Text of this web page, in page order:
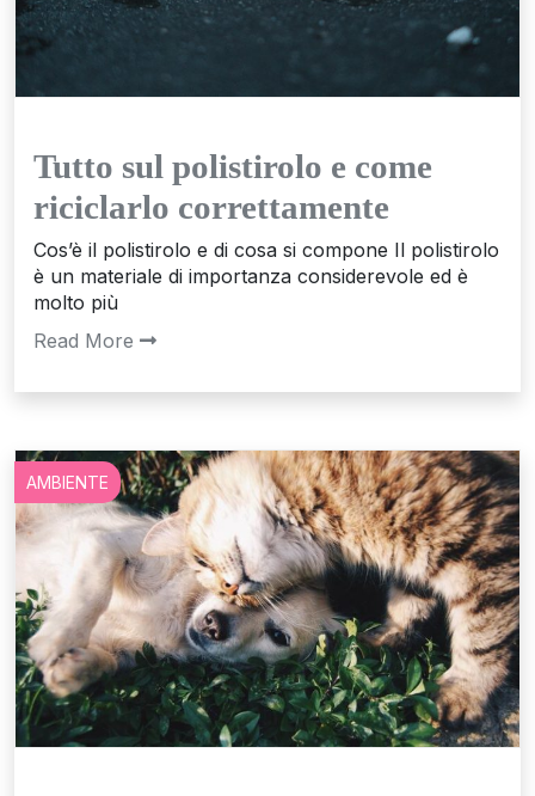
Tutto sul polistirolo e come
riciclarlo correttamente
Cos’è il polistirolo e di cosa si compone Il polistirolo
è un materiale di importanza considerevole ed è
molto più
Read More
AMBIENTE